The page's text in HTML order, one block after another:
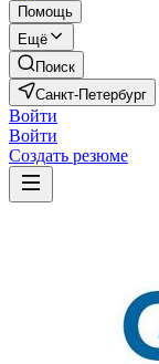
Помощь
Ещё
Поиск
Санкт-Петербург
Войти
Войти
Создать резюме